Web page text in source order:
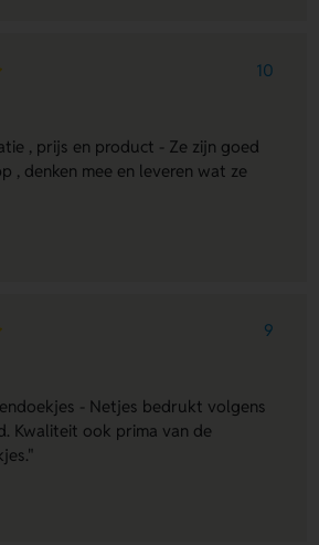
10
, prijs en product - Ze zijn goed
, denken mee en leveren wat ze
9
- Netjes bedrukt volgens
Kwaliteit ook prima van de